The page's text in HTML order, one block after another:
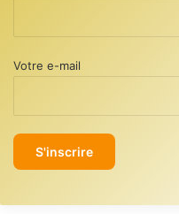
Votre e-mail